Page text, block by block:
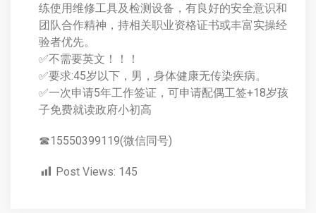
练使用维修工具及检测设备，有良好的安全意识和
团队合作精神，持相关职业资格证书或丰富实操经
验者优先。
✅不需要英文！！！
✅要求:45岁以下，男，身体健康无传染疾病。
✅一次申请5年工作签证，可申请配偶工签+18岁孩
子免费就读政府小初高
☎15550399119(微信同号)
Post Views: 145